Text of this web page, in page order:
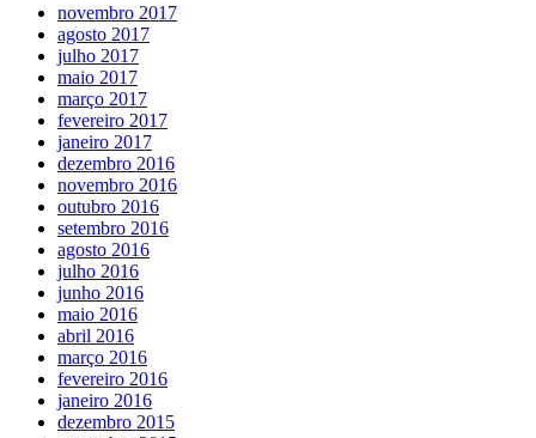
novembro 2017
agosto 2017
julho 2017
maio 2017
março 2017
fevereiro 2017
janeiro 2017
dezembro 2016
novembro 2016
outubro 2016
setembro 2016
agosto 2016
julho 2016
junho 2016
maio 2016
abril 2016
março 2016
fevereiro 2016
janeiro 2016
dezembro 2015